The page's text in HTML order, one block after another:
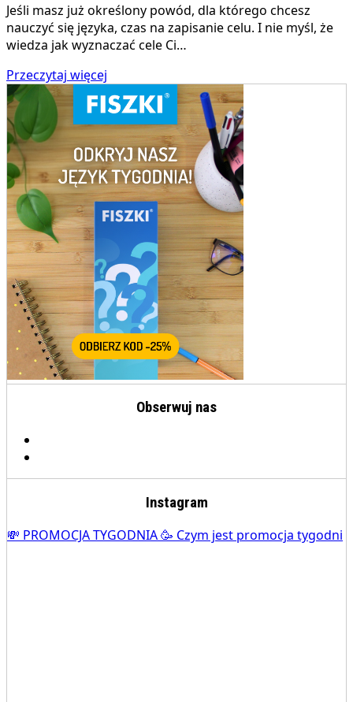
Jeśli masz już określony powód, dla którego chcesz
nauczyć się języka, czas na zapisanie celu. I nie myśl, że
wiedza jak wyznaczać cele Ci…
Przeczytaj więcej
Obserwuj nas
Instagram
💸 PROMOCJA TYGODNIA 🥳 Czym jest promocja tygodni